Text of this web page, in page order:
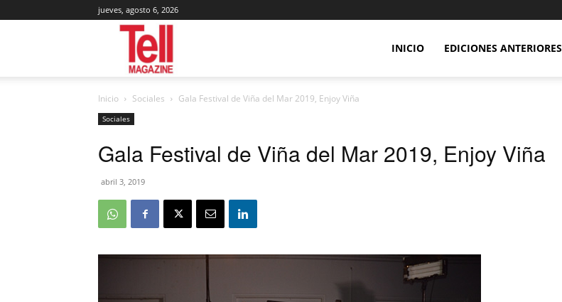
jueves, agosto 6, 2026
Magazine
INICIO EDICIONES ANTERIORES
Inicio Sociales Gala Festival de Viña del Mar 2019, Enjoy Viña
Sociales
Gala Festival de Viña del Mar 2019, Enjoy Viña
abril 3, 2019